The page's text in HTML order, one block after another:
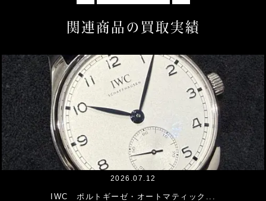
関連商品の買取実績
2026.07.12
IWC ポルトギーゼ・​オートマティック...